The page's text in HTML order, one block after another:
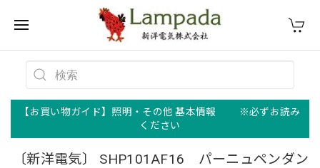
【お買い物ガイド】照明・その他 基本情報 ※必ずお読み
ください
〔新洋電気〕 SHP101AF16 パーニュペンダン